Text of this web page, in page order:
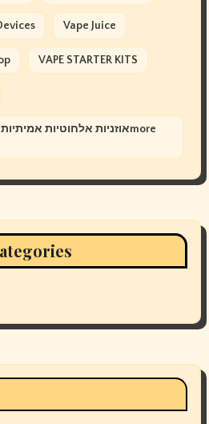
Vape Juice
VAPE STARTER KITS